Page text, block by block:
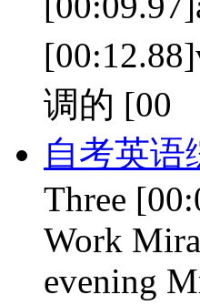
调的 [00
自考英语
Three
Work
evening